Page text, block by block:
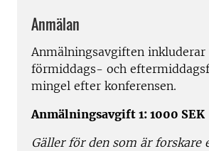
Anmälan
Anmälningsavgiften inkluderar
förmiddags- och
mingel efter konferensen.
Anmälningsavgift 1: 1000 SEK
Gäller för den som är forskare